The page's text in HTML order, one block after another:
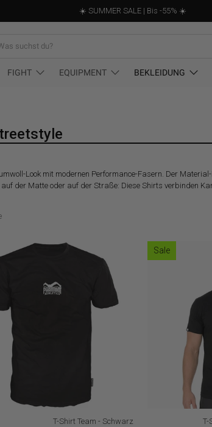
☀️ SUMMER SALE | Bis -55% ☀️
FIGHT EQUIPMENT BEKLEIDUNG
Look mit modernen Performance-Fasern. Der
der Matte oder auf der Straße: Diese Shirts verbinden
T-Shirt Team - Schwarz
Sale
T-